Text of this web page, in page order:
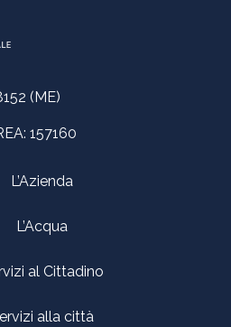
(ME)
157160
L’Azienda
L’Acqua
al Cittadino
alla città